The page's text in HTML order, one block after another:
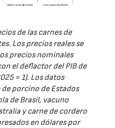
de las carnes de
Los precios reales se
precios nominales
el deflactor del PIB de
= 1). Los datos
porcino de Estados
de Brasil, vacuno
y carne de cordero
en dólares por